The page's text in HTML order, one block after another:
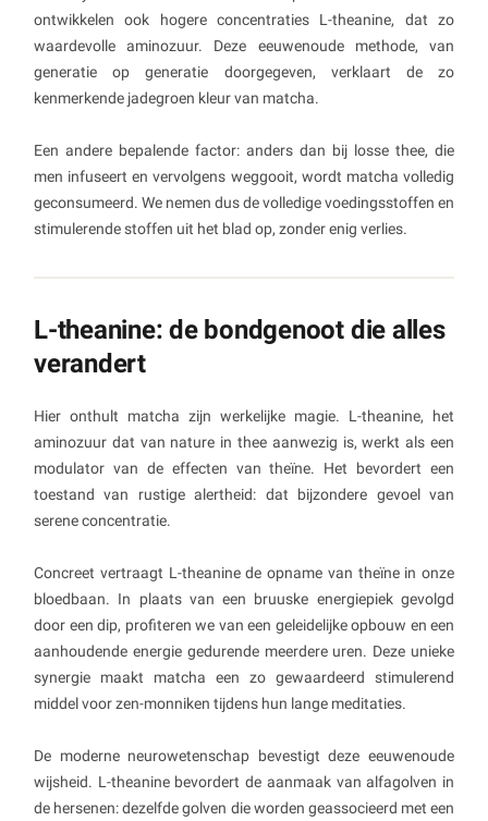
ontwikkelen ook hogere concentraties L-theanine, dat zo
waardevolle aminozuur. Deze eeuwenoude methode, van
generatie op generatie doorgegeven, verklaart de zo
kenmerkende jadegroen kleur van matcha.
Een andere bepalende factor: anders dan bij losse thee, die
men infuseert en vervolgens weggooit, wordt matcha volledig
geconsumeerd. We nemen dus de volledige voedingsstoffen en
stimulerende stoffen uit het blad op, zonder enig verlies.
L-theanine: de bondgenoot die alles
verandert
Hier onthult matcha zijn werkelijke magie. L-theanine, het
aminozuur dat van nature in thee aanwezig is, werkt als een
modulator van de effecten van theïne. Het bevordert een
toestand van rustige alertheid: dat bijzondere gevoel van
serene concentratie.
Concreet vertraagt L-theanine de opname van theïne in onze
bloedbaan. In plaats van een bruuske energiepiek gevolgd
door een dip, profiteren we van een geleidelijke opbouw en een
aanhoudende energie gedurende meerdere uren. Deze unieke
synergie maakt matcha een zo gewaardeerd stimulerend
middel voor zen-monniken tijdens hun lange meditaties.
De moderne neurowetenschap bevestigt deze eeuwenoude
wijsheid. L-theanine bevordert de aanmaak van alfagolven in
de hersenen: dezelfde golven die worden geassocieerd met een